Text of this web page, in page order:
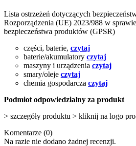
Lista ostrzeżeń dotyczących
Rozporządzenia (UE) 2023/988 w
bezpieczeństwa produktów (GPSR)
części, baterie, czytaj
baterie/akumulatory czytaj
maszyny i urządzenia czytaj
smary/oleje czytaj
chemia gospodarcza czytaj
Podmiot odpowiedzialny za produkt
> szczegóły produktu > kliknij na logo
Komentarze (0)
Na razie nie dodano żadnej recenzji.